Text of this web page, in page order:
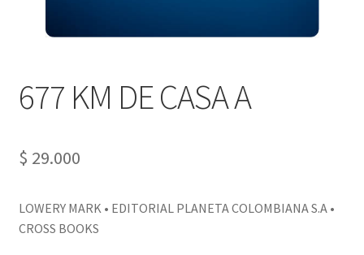
677 KM DE CASA A
$ 29.000
LOWERY MARK • EDITORIAL PLANETA COLOMBIANA S.A •
CROSS BOOKS